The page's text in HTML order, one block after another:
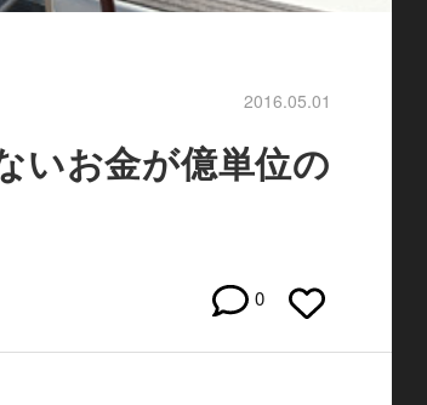
2016.05.01
いお金が億単位の
0